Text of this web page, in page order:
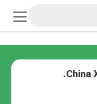
China